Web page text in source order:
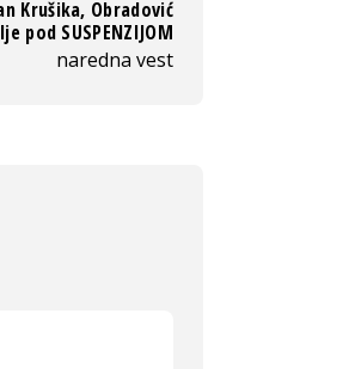
Krušika, Obradović
pod SUSPENZIJOM
naredna vest